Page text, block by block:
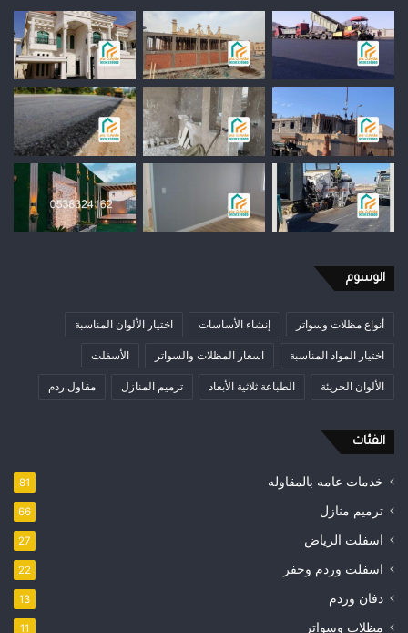
الوسوم
أنواع مظلات وسواتر إنشاء الأساسات اختيار الألوان المناسبة
اختيار المواد المناسبة اسعار المظلات والسواتر الأسفلت
الألوان الجريئة الطباعة ثلاثية الأبعاد ترميم المنازل مقاول ردم
الفئات
خدمات عامه بالمقاوله 81
ترميم منازل 66
اسفلت الرياض 27
اسفلت وردم وحفر 22
دفان وردم 13
مظلات وسواتر 11